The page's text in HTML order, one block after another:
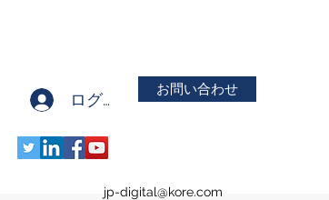
ログイン
お問い合わせ
jp-digital@kore.com